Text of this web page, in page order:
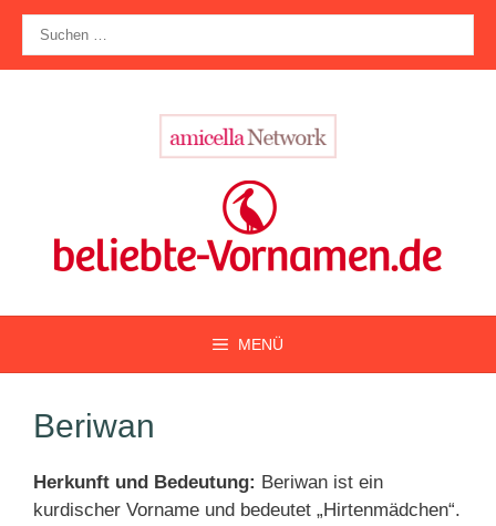
Zum
Inhalt
springen
nach:
MENÜ
Beriwan
Herkunft und Bedeutung: Beriwan ist ein
kurdischer Vorname und bedeutet „Hirtenmädchen“.